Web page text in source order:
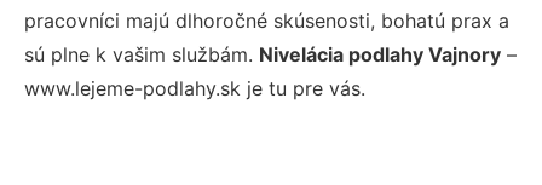
pracovníci majú dlhoročné skúsenosti, bohatú prax a
sú plne k vašim službám. Nivelácia podlahy Vajnory –
www.lejeme-podlahy.sk je tu pre vás.